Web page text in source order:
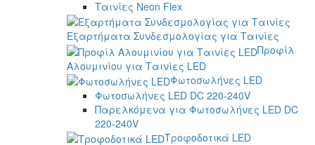
Ταινίες Neon Flex
Εξαρτήματα Συνδεσμολογίας για Ταινίες
Προφίλ
Αλουμινίου για Ταινίες LED
Φωτοσωλήνες LED
Φωτοσωλήνες LED DC 220-240V
Παρελκόμενα για Φωτοσωλήνες LED DC
220-240V
Τροφοδοτικά LED